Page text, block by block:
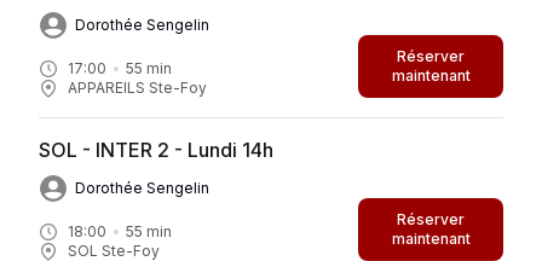
17:00 55 min
APPAREILS Ste-Foy
Dorothée Sengelin
Réserver
maintenant
18:00 55 min
SOL Ste-Foy
SOL - INTER 2 - Lundi 14h
Dorothée Sengelin
Réserver
maintenant